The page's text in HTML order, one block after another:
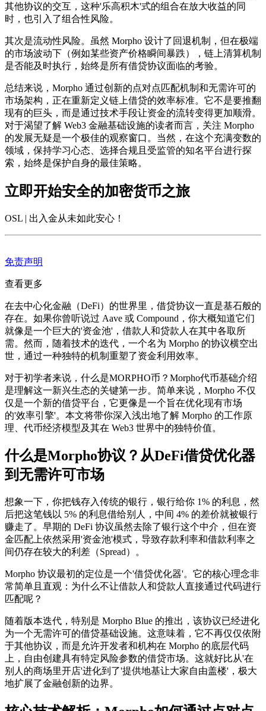
其他协议的交互，这种'乐高积木'式的组合在放大收益的同
时，也引入了组合性风险。
其次是流动性风险。虽然 Morpho 设计了回退机制，但在极端
的市场波动下（例如某些资产价格瞬间暴跌），链上清算机制
是否能及时执行，始终是所有借贷协议面临的考验。
总结来说，Morpho 通过创新的点对点匹配机制和无需许可的
市场架构，正在重新定义链上借贷的效率标准。它不是要推翻
现有的巨头，而是通过技术手段让资金的流转变得更加顺滑。
对于渴望了解 Web3 金融基础设施的读者而言，关注 Morpho
的发展无疑是一个极佳的观察窗口。当然，在这个充满变数的
领域，保持学习心态、选择合规且受监管的知名平台进行探
索，始终是保护自身的最佳策略。
立即开始安全的加密货币之旅
OSL | 出入金从未如此安心 ！
免责声明
查看更多
在去中心化金融（DeFi）的世界里，借贷协议一直是基石般的
存在。如果你曾听说过 Aave 或 Compound，你大概知道它们
就像是一个巨大的'资金池'，借款人和贷款人在其中各取所
需。然而，随着技术的迭代，一个名为 Morpho 的协议横空出
世，通过一种独特的机制重塑了资金利用效率。
对于初学者来说， 什么是MORPHO币？Morpho代币基础介绍
是理解这一新兴生态的关键第一步。简单来说，Morpho 不仅
仅是一个新的借贷平台，它更像是一个旨在优化现有市场
的'效率引擎'。本文将带你深入浅出地了解 Morpho 的工作原
理、代币经济模型及其在 Web3 世界中的独特价值。
什么是Morpho协议？从DeFi借贷优化器
到无需许可市场
想象一下，你把钱存入传统的银行，银行给你 1% 的利息，然
后把这笔钱以 5% 的利息借给别人，中间 4% 的差价就被银行
赚走了。早期的 DeFi 协议虽然去除了银行这个中介，但在资
金匹配上依然采用'资金池'模式，导致存款利率和借款利率之
间仍存在较大的利差（Spread）。
Morpho 协议最初的定位是一个'借贷优化器'。它的核心理念非
常简单且直观：为什么不让借款人和贷款人直接通过代码进行
匹配呢？
随着版本迭代，特别是 Morpho Blue 的推出，该协议已经进化
为一个无需许可的借贷基础设施。这意味着，它不再仅仅依附
于其他协议，而是允许开发者和机构在 Morpho 的底层代码
上，自由创建具有特定风险参数的借贷市场。这就好比从'在
别人的商场里开店'进化到了'提供地基让大家自由盖楼'，极大
地扩展了金融创新的边界。